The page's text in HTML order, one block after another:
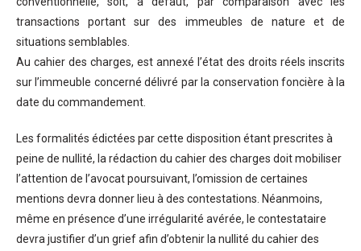
transactions portant sur des immeubles de nature et de
situations semblables.
Au cahier des charges, est annexé l’état des droits réels inscrits
sur l’immeuble concerné délivré par la conservation foncière à la
date du commandement.
Les formalités édictées par cette disposition étant prescrites à
peine de nullité, la rédaction du cahier des charges doit mobiliser
l’attention de l’avocat poursuivant, l’omission de certaines
mentions devra donner lieu à des contestations. Néanmoins,
même en présence d’une irrégularité avérée, le contestataire
devra justifier d’un grief afin d’obtenir la nullité du cahier des